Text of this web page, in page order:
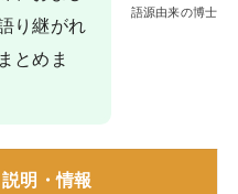
語源由来の博士
り継がれ
とめま
説明・情報